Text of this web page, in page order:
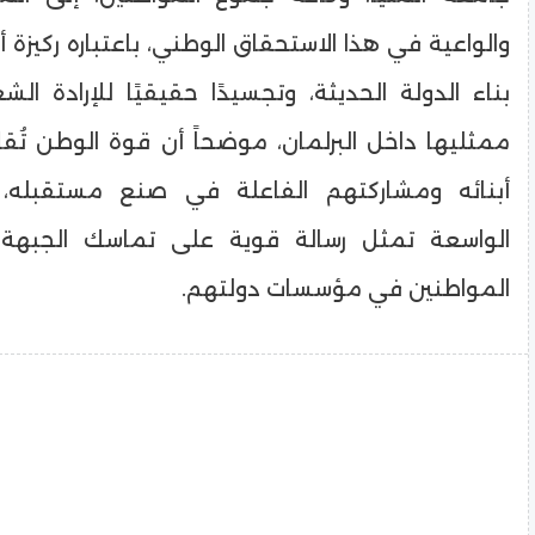
والواعية في هذا الاستحقاق الوطني، باعتباره
بناء الدولة الحديثة، وتجسيدًا حقيقيًا للإرادة
ممثليها داخل البرلمان، موضحاً أن قوة الوطن
أبنائه ومشاركتهم الفاعلة في صنع
الواسعة تمثل رسالة قوية على تماسك الجبهة
المواطنين في مؤسسات دولتهم.